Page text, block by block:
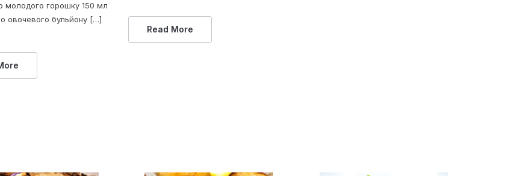
молодого горошку 150 мл
овочевого бульйону […]
Read More